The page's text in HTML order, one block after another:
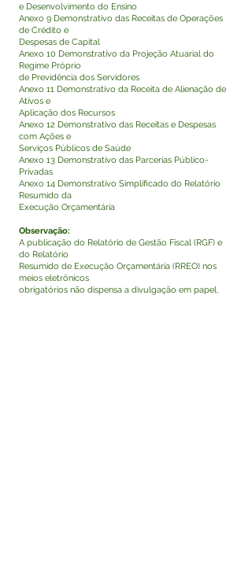
e Desenvolvimento do Ensino
Anexo 9 Demonstrativo das Receitas de Operações
de Crédito e
Despesas de Capital
Anexo 10 Demonstrativo da Projeção Atuarial do
Regime Próprio
de Previdência dos Servidores
Anexo 11 Demonstrativo da Receita de Alienação de
Ativos e
Aplicação dos Recursos
Anexo 12 Demonstrativo das Receitas e Despesas
com Ações e
Serviços Públicos de Saúde
Anexo 13 Demonstrativo das Parcerias Público-
Privadas
Anexo 14 Demonstrativo Simplificado do Relatório
Resumido da
Execução Orçamentária
Observação:
A publicação do Relatório de Gestão Fiscal (RGF) e
do Relatório
Resumido de Execução Orçamentária (RREO) nos
meios eletrônicos
obrigatórios não dispensa a divulgação em papel,